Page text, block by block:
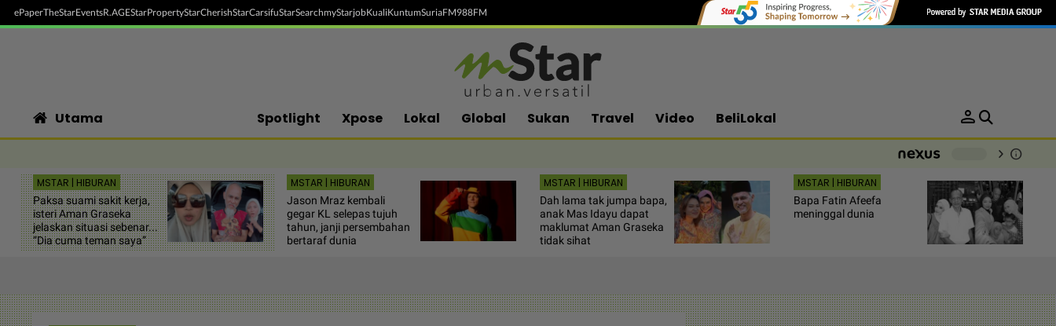
ePaperTheStarEventsR.AGEStarPropertyStarCherishStarCarsifuStarSearchmyStarjobKualiKuntumSuriaFM988FM
Utama Spotlight Xpose Lokal Global Sukan Travel Video BeliLokal person
chevron_right info
MSTAR | HIBURAN
Paksa suami sakit kerja,
isteri Aman Graseka
jelaskan situasi sebenar...
“Dia cuma teman saya”
MSTAR | HIBURAN
Jason Mraz kembali
gegar KL selepas tujuh
tahun, janji persembahan
bertaraf dunia
MSTAR | HIBURAN
Dah lama tak jumpa bapa,
anak Mas Idayu dapat
maklumat Aman Graseka
tidak sihat
MSTAR | HIBURAN
Bapa Fatin Afeefa
meninggal dunia